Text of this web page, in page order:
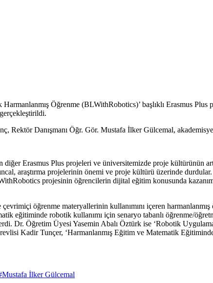
Öğrenme (BLWithRobotics)’ başlıklı Erasmus Plus
Rektör Danışmanı Öğr. Gör. Mustafa İlker Gülcemal,
Erasmus Plus projeleri ve üniversitemizde proje kültürünün
araştırma projelerinin önemi ve proje kültürü üzerinde
projesinin öğrencilerin dijital eğitim konusunda
öğrenme materyallerinin kullanımını içeren harmanlanmış
eğitiminde robotik kullanımı için senaryo tabanlı öğrenme/
Dr. Öğretim Üyesi Yasemin Abalı Öztürk ise ‘Robotik
Kadir Tunçer, ‘Harmanlanmış Eğitim ve Matematik
İlker Gülcemal